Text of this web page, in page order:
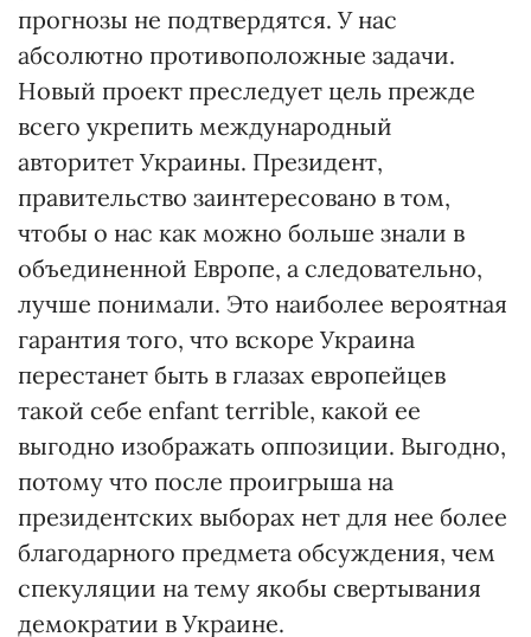
прогнозы не подтвердятся. У нас
абсолютно противоположные задачи.
Новый проект преследует цель прежде
всего укрепить международный
авторитет Украины. Президент,
правительство заинтересовано в том,
чтобы о нас как можно больше знали в
объединенной Европе, а следовательно,
лучше понимали. Это наиболее вероятная
гарантия того, что вскоре Украина
перестанет быть в глазах европейцев
такой себе enfant terrible, какой ее
выгодно изображать оппозиции. Выгодно,
потому что после проигрыша на
президентских выборах нет для нее более
благодарного предмета обсуждения, чем
спекуляции на тему якобы свертывания
демократии в Украине.